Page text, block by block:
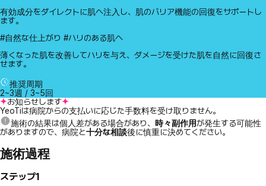
有効成分をダイレクトに肌へ注入し、肌のバリア機能の回復をサポートし
ます。
#自然な仕上がり #ハリのある肌へ
薄くなった肌を改善してハリを与え、ダメージを受けた肌を自然に回復さ
せます。
推奨周期
2~3週 / 3~5回
お知らせします
YeoTiは病院からの支払いに応じた手数料を受け取りません。
施術の結果は個人差がある場合があり、 時々副作用が発生する可能性
がありますので、病院と十分な相談後に慎重に決めてください。
施術過程
ステップ1